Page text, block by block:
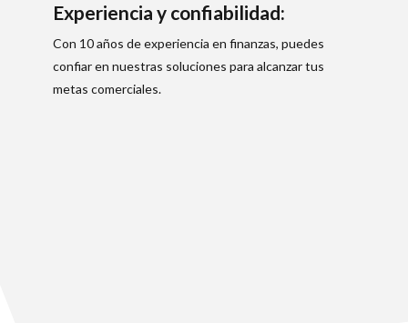
Experiencia y confiabilidad:
Con 10 años de experiencia en finanzas, puedes
confiar en nuestras soluciones para alcanzar tus
metas comerciales.